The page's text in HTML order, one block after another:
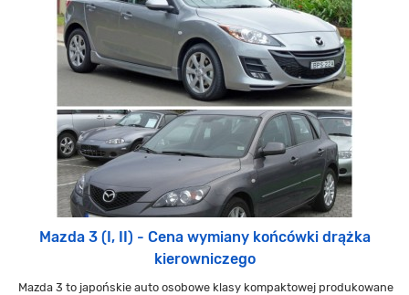
Mazda 3 (I, II) - Cena wymiany końcówki drążka
kierowniczego
Mazda 3 to japońskie auto osobowe klasy kompaktowej produkowane